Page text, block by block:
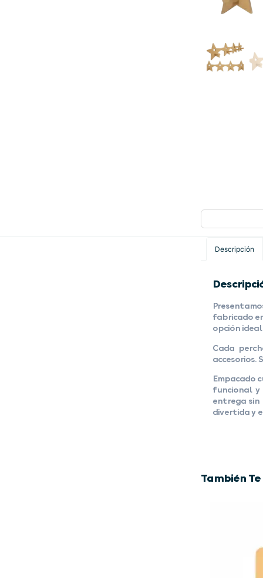
Descripción
fabricado
opción
Cada
accesorios.
Empacado
funcional
entrega sin
divertida y
También